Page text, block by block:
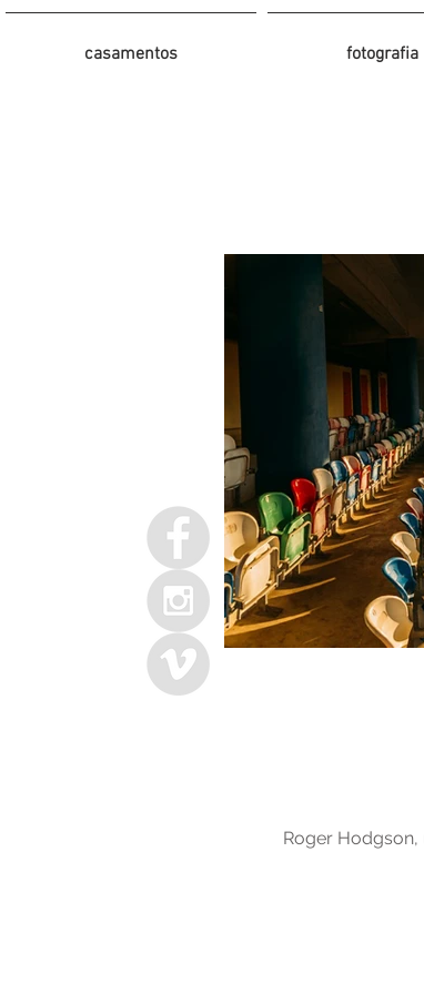
casamentos fotografia
Roger Hodgson,